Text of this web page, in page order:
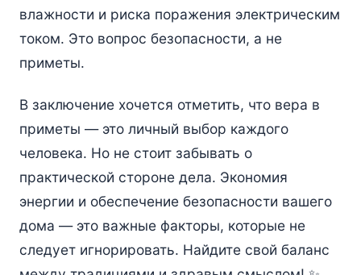
влажности и риска поражения электрическим
током. Это вопрос безопасности, а не
приметы.
В заключение хочется отметить, что вера в
приметы — это личный выбор каждого
человека. Но не стоит забывать о
практической стороне дела. Экономия
энергии и обеспечение безопасности вашего
дома — это важные факторы, которые не
следует игнорировать. Найдите свой баланс